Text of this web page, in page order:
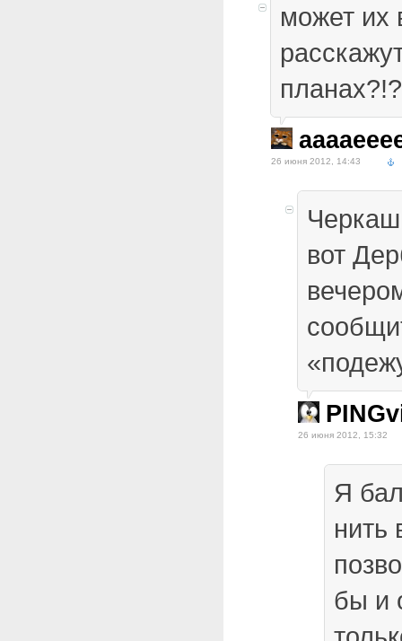
может их
26 июня 2012, 14:43
вот
26 июня 2012, 15:32
Я
нить
бы и